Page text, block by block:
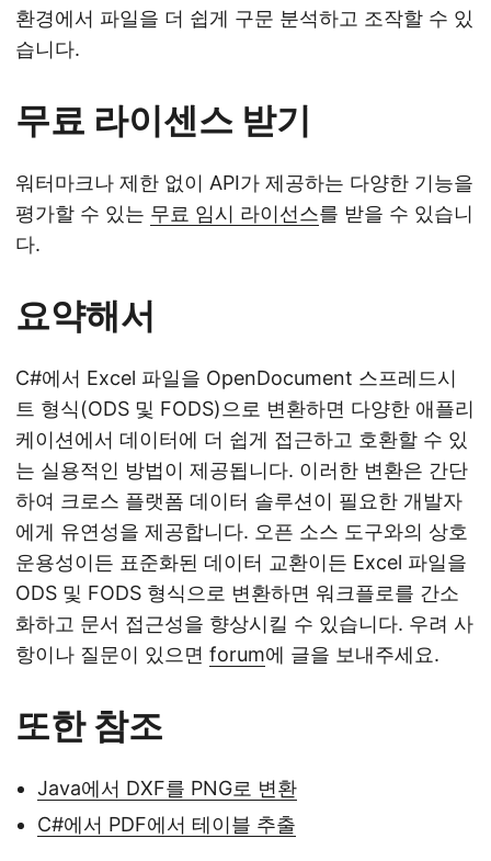
환경에서 파일을 더 쉽게 구문 분석하고 조작할 수 있
습니다.
무료 라이센스 받기
워터마크나 제한 없이 API가 제공하는 다양한 기능을
평가할 수 있는 무료 임시 라이선스를 받을 수 있습니
다.
요약해서
C#에서 Excel 파일을 OpenDocument 스프레드시
트 형식(ODS 및 FODS)으로 변환하면 다양한 애플리
케이션에서 데이터에 더 쉽게 접근하고 호환할 수 있
는 실용적인 방법이 제공됩니다. 이러한 변환은 간단
하여 크로스 플랫폼 데이터 솔루션이 필요한 개발자
에게 유연성을 제공합니다. 오픈 소스 도구와의 상호
운용성이든 표준화된 데이터 교환이든 Excel 파일을
ODS 및 FODS 형식으로 변환하면 워크플로를 간소
화하고 문서 접근성을 향상시킬 수 있습니다. 우려 사
항이나 질문이 있으면 forum에 글을 보내주세요.
또한 참조
Java에서 DXF를 PNG로 변환
C#에서 PDF에서 테이블 추출